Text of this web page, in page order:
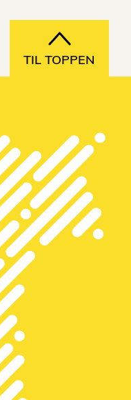
TIL TOPPEN